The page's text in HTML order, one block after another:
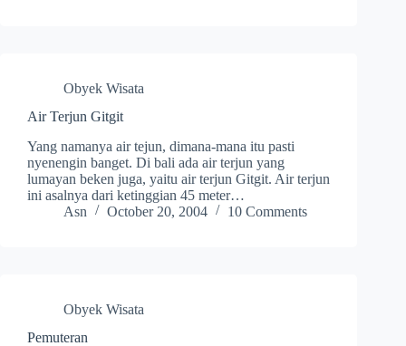
Obyek Wisata
Air Terjun Gitgit
Yang namanya air tejun, dimana-mana itu pasti
nyenengin banget. Di bali ada air terjun yang
lumayan beken juga, yaitu air terjun Gitgit. Air terjun
ini asalnya dari ketinggian 45 meter…
Asn
October 20, 2004 10 Comments
Obyek Wisata
Pemuteran